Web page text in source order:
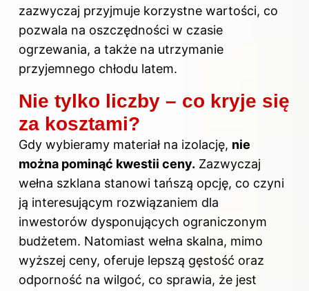
zazwyczaj przyjmuje korzystne wartości, co
pozwala na oszczędności w czasie
ogrzewania, a także na utrzymanie
przyjemnego chłodu latem.
Nie tylko liczby – co kryje się
za kosztami?
Gdy wybieramy materiał na izolację, nie
można pominąć kwestii ceny. Zazwyczaj
wełna szklana stanowi tańszą opcję, co czyni
ją interesującym rozwiązaniem dla
inwestorów dysponujących ograniczonym
budżetem. Natomiast wełna skalna, mimo
wyższej ceny, oferuje lepszą gęstość oraz
odporność na wilgoć, co sprawia, że jest